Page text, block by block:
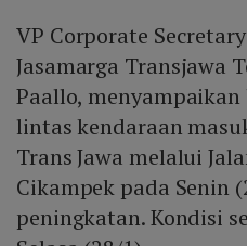
VP Corporate
Jasamarga Transjawa
Paallo,
lintas kendaraan
Trans Jawa melalui
Cikampek pada Senin
peningkatan. Kondisi